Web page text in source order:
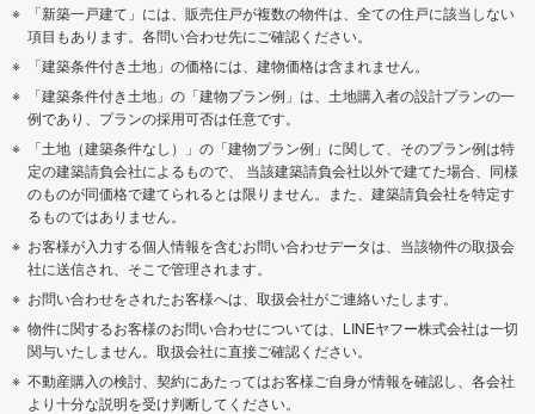
「新築一戸建て」には、販売住戸が複数の物件は、全ての住戸に該当しない
項目もあります。各問い合わせ先にご確認ください。
「建築条件付き土地」の価格には、建物価格は含まれません。
「建築条件付き土地」の「建物プラン例」は、土地購入者の設計プランの一
例であり、プランの採用可否は任意です。
「土地（建築条件なし）」の「建物プラン例」に関して、そのプラン例は特
定の建築請負会社によるもので、 当該建築請負会社以外で建てた場合、同様
のものが同価格で建てられるとは限りません。また、建築請負会社を特定す
るものではありません。
お客様が入力する個人情報を含むお問い合わせデータは、当該物件の取扱会
社に送信され、そこで管理されます。
お問い合わせをされたお客様へは、取扱会社がご連絡いたします。
物件に関するお客様のお問い合わせについては、LINEヤフー株式会社は一切
関与いたしません。取扱会社に直接ご確認ください。
不動産購入の検討、契約にあたってはお客様ご自身が情報を確認し、各会社
より十分な説明を受け判断してください。